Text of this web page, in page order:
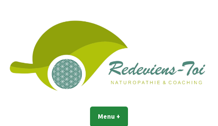
Redeviens-toi Menu +